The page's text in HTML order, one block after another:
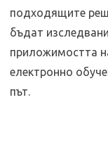
подходящите
бъдат
приложимостта
електронно
път.